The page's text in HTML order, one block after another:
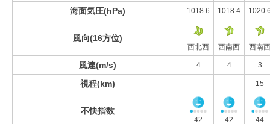
海面気圧(hPa) 1018.6 1018.4
風向(16方位)
西北西 西南西 西南西
風速(m/s) 4 4 3
視程(km) --- --- 15
不快指数
42 42 44